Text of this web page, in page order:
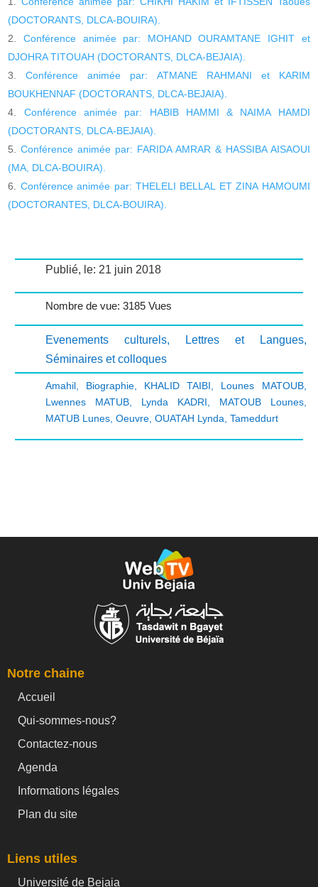
(DOCTORANTS, DLCA-BOUIRA).
Conférence animée par: MOHAND OURAMTANE IGHIT et
DJOHRA TITOUAH (DOCTORANTS, DLCA-BEJAIA).
Conférence animée par: ATMANE RAHMANI et KARIM
BOUKHENNAF (DOCTORANTS, DLCA-BEJAIA).
Conférence animée par: HABIB HAMMI & NAIMA HAMDI
(DOCTORANTS, DLCA-BEJAIA).
Conférence animée par: FARIDA AMRAR & HASSIBA AISAOUI
(MA, DLCA-BOUIRA).
Conférence animée par: THELELI BELLAL ET ZINA HAMOUMI
(DOCTORANTES, DLCA-BOUIRA).
Publié, le: 21 juin 2018
Nombre de vue: 3185 Vues
Evenements culturels, Lettres et Langues,
Séminaires et colloques
Amahil, Biographie, KHALID TAIBI Lounes MATOUB,
Lwennes MATUB, Lynda KADRI MATOUB Lounes,
MATUB Lunes, Oeuvre, OUATAH Lynda Tameddurt
Notre chaine
Accueil
Qui-sommes-nous?
Contactez-nous
Agenda
Informations légales
Plan du site
Liens utiles
Université de Bejaia